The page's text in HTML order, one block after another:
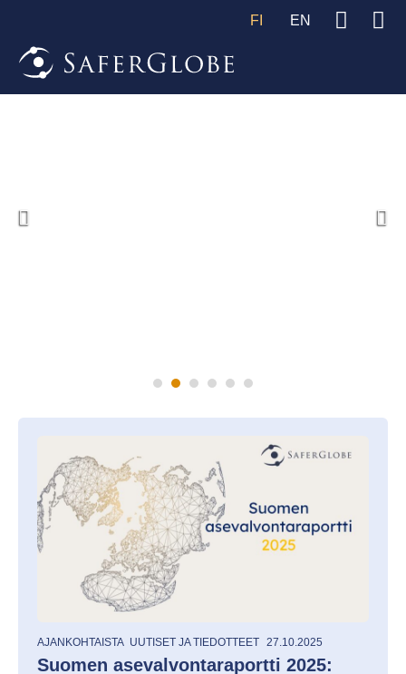
FI EN
AJANKOHTAISTA UUTISET JA TIEDOTTEET 27.10.2025
Suomen asevalvontaraportti 2025: